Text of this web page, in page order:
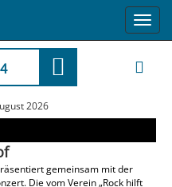
2026
gemeinsam mit der
Die vom Verein „Rock hilft